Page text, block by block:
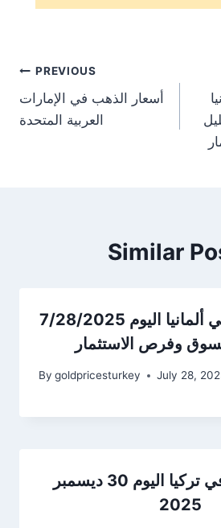
PREVIOUS
أسعار الذهب في الإمارات
العربية المتحدة
تحليل
Similar
أسعار الذهب في ألمانيا اليوم 7/28/2025
وفرص الاستثمار
By goldpricesturkey July 28,
سعر الذهب في تركيا اليوم 30 ديسمبر
2025